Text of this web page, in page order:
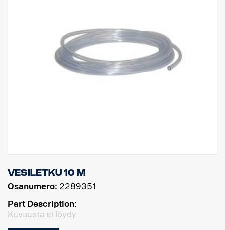
Vesiletku 10 m
Osanumero: 2289351
Part Description:
Kuvausta ei löydy